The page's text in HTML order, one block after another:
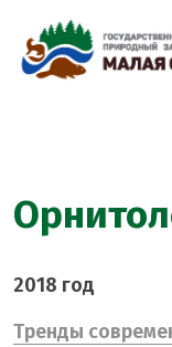
Строка
2018 год
Тренды